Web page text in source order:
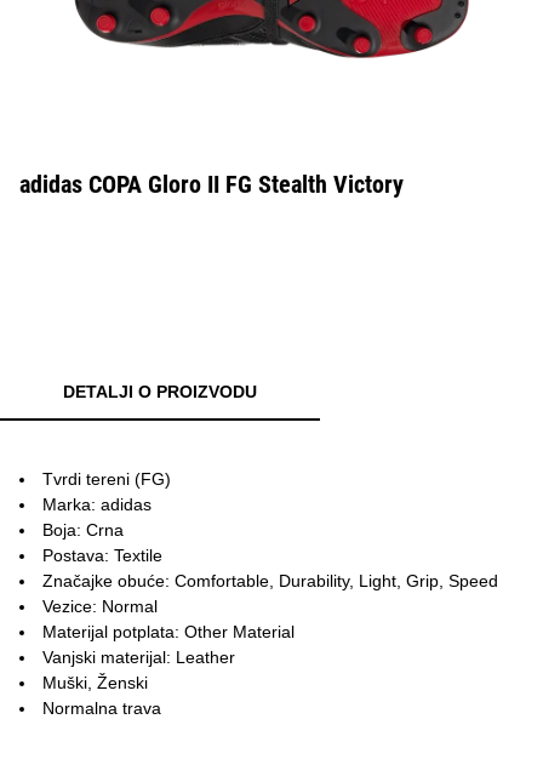
adidas COPA Gloro II FG Stealth Victory
DETALJI O PROIZVODU
Tvrdi tereni (FG)
Marka: adidas
Boja: Crna
Postava: Textile
Značajke obuće: Comfortable, Durability, Light, Grip, Speed
Vezice: Normal
Materijal potplata: Other Material
Vanjski materijal: Leather
Muški, Ženski
Normalna trava